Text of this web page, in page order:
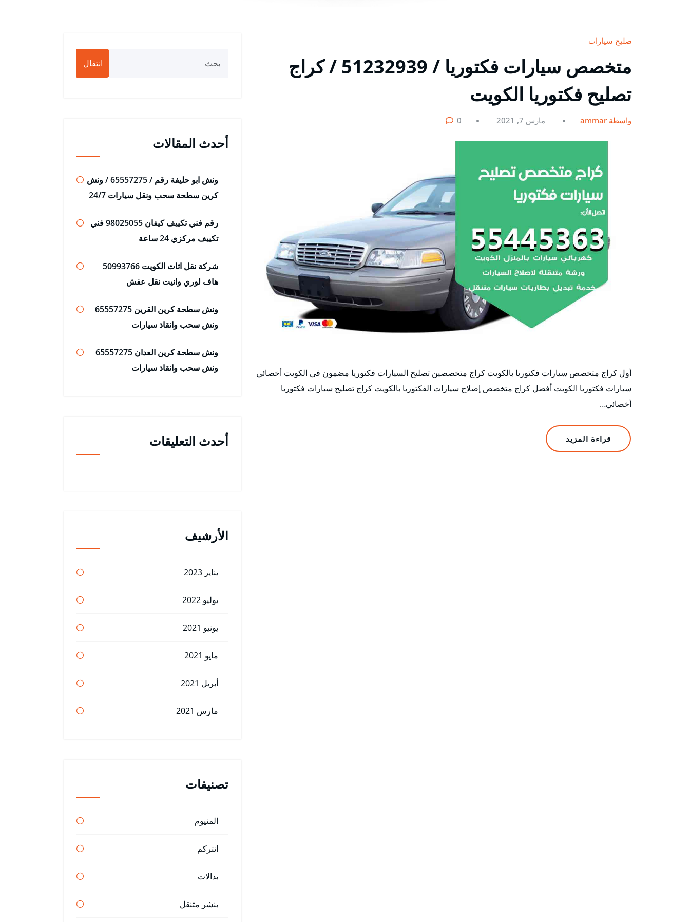
تصليح سيارات
متخصص سيارات فكتوريا / 51232939‬ / كراج
تصليح فكتوريا الكويت
بواسطة ammar مارس 7, 2021 0
أول كراج متخصص سيارات فكتوريا بالكويت كراج متخصصين تصليح السيارات فكتوريا مضمون في الكويت أخصائي
سيارات فكتوريا الكويت أفضل كراج متخصص إصلاح سيارات الفكتوريا بالكويت كراج تصليح سيارات فكتوريا
أخصائي…
قراءة المزيد
انتقال
أحدث المقالات
ونش ابو حليفة رقم / 65557275 / ونش
كرين سطحة سحب ونقل سيارات 24/7
رقم فني تكييف كيفان 98025055 فني
تكييف مركزي 24 ساعة
شركة نقل اثاث الكويت 50993766
هاف لوري وانيت نقل عفش
ونش سطحة كرين القرين 65557275
ونش سحب وانقاذ سيارات
ونش سطحة كرين العدان 65557275
ونش سحب وانقاذ سيارات
أحدث التعليقات
الأرشيف
يناير 2023
يوليو 2022
يونيو 2021
مايو 2021
أبريل 2021
مارس 2021
تصنيفات
المنيوم
انتركم
بدالات
بنشر متنقل